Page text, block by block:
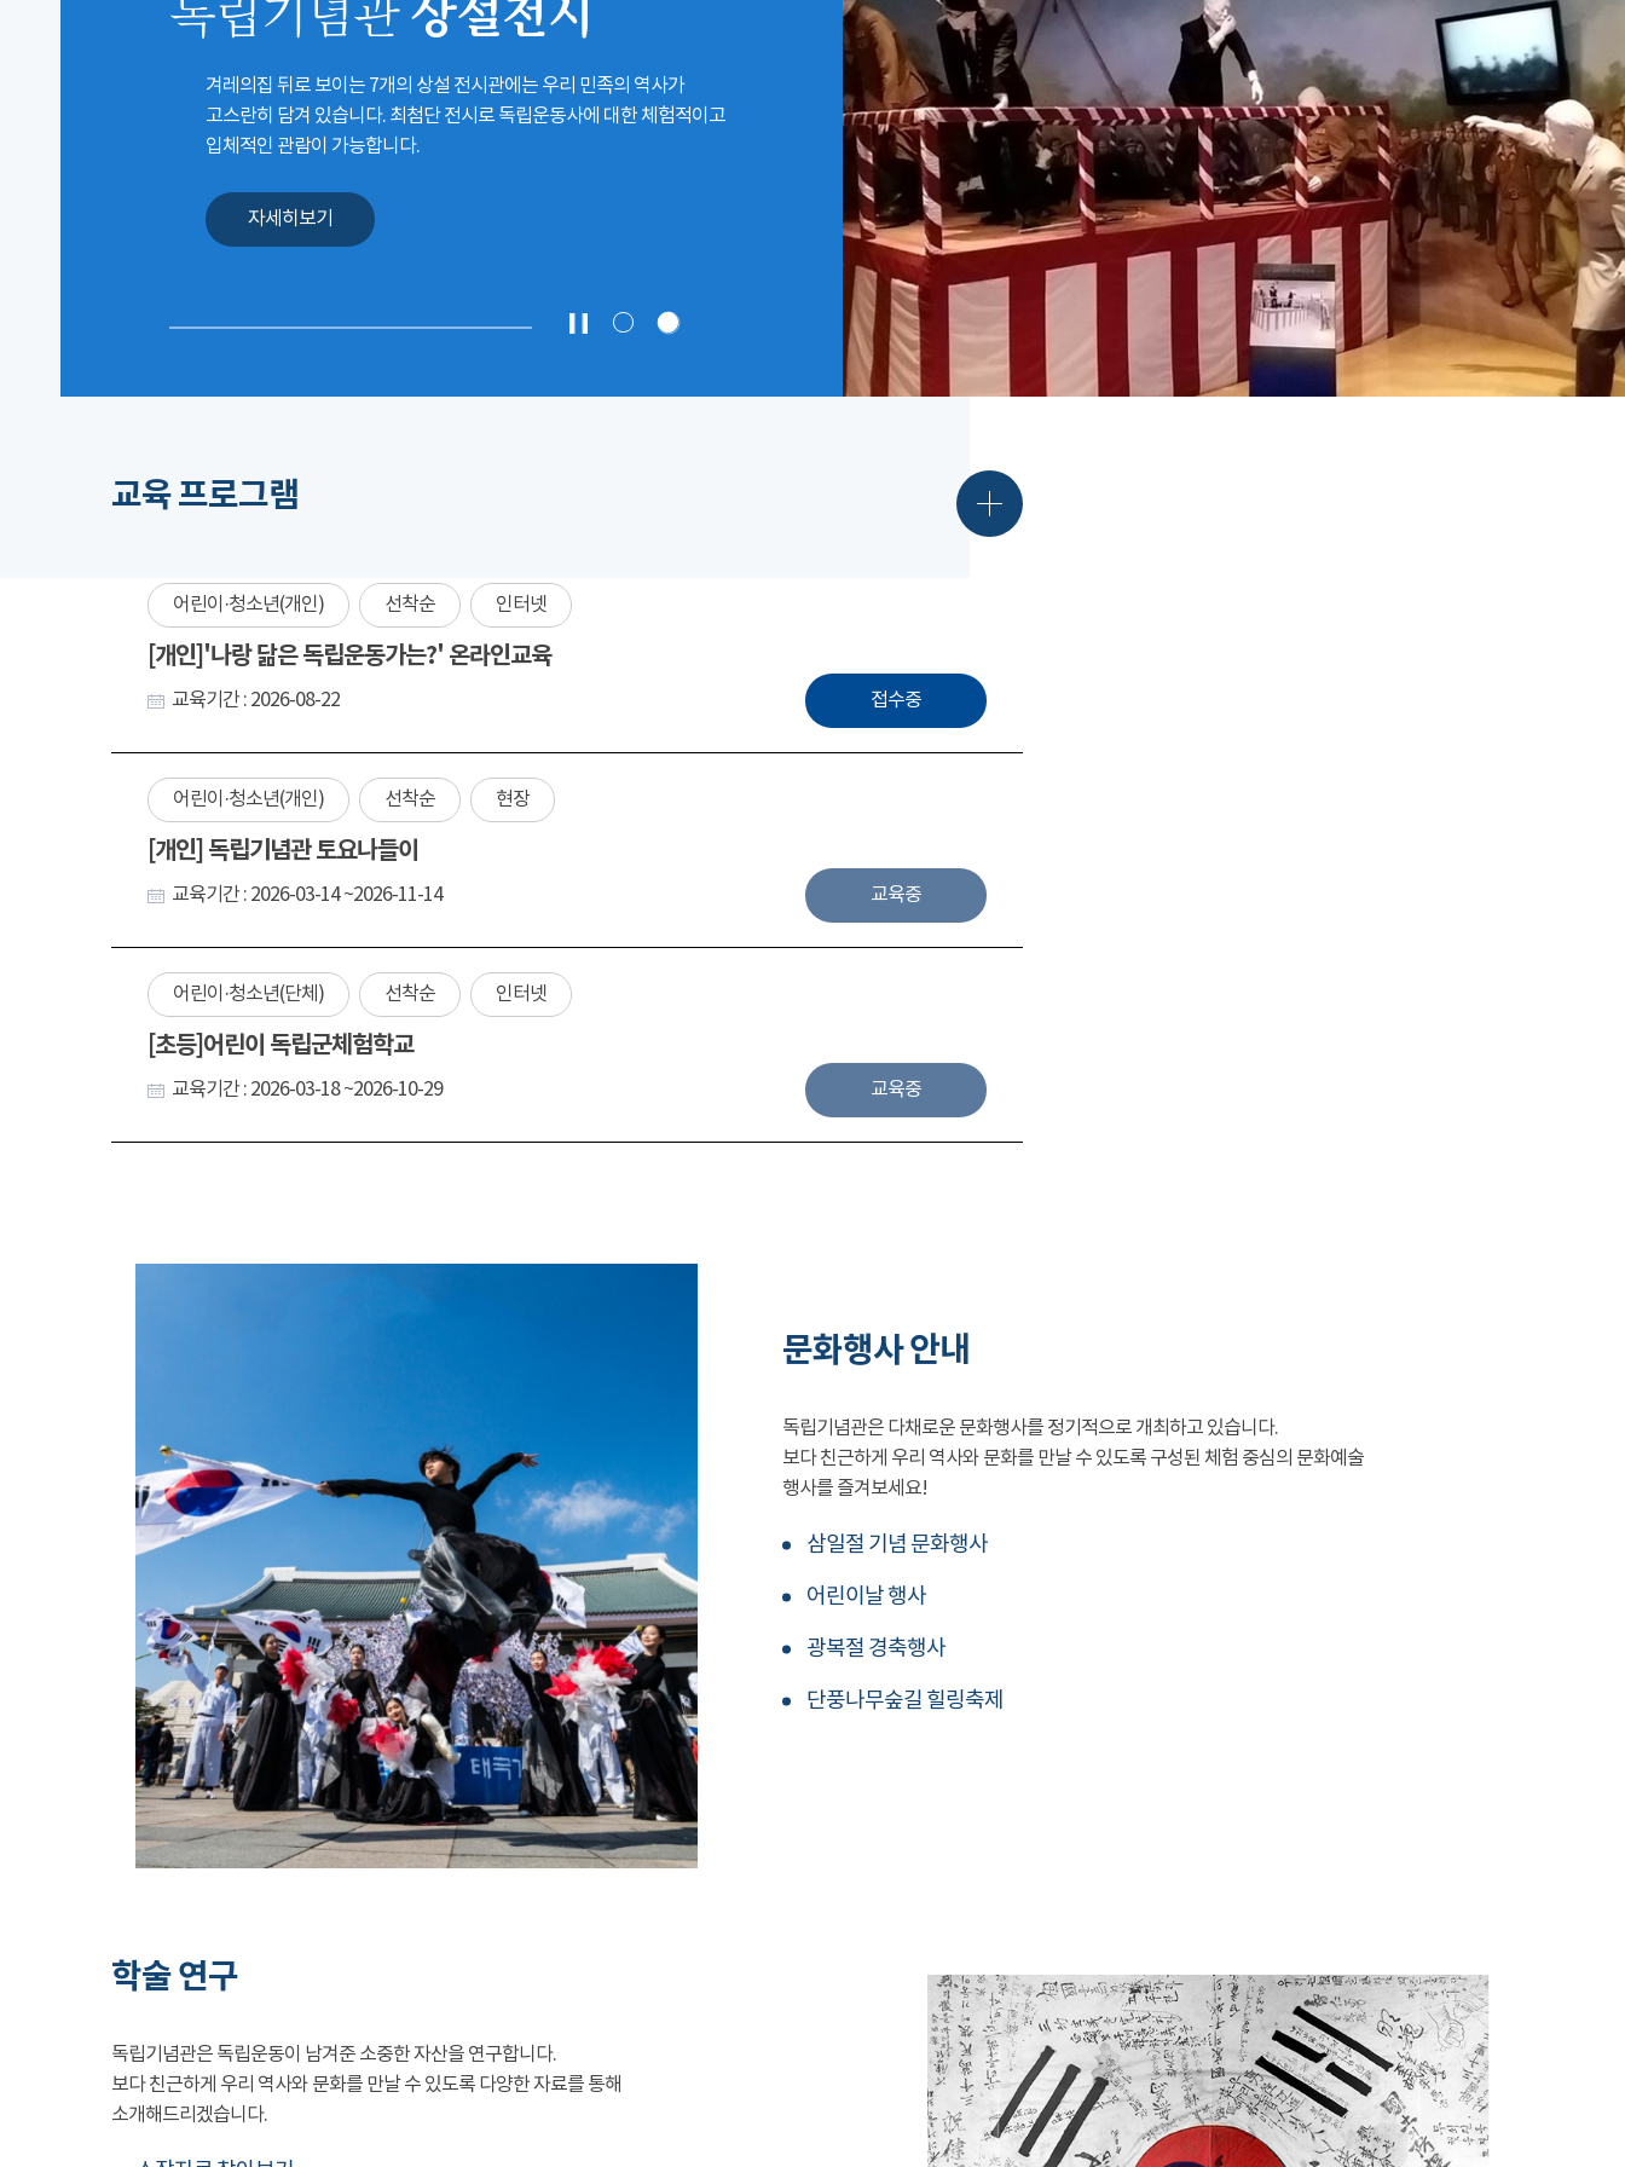
독립기념관상설전시
겨레의집 뒤로 보이는 7개의 상설 전시관에는 우리 민족의 역사가
고스란히 담겨 있습니다. 최첨단 전시로 독립운동사에 대한 체험적이고
입체적인 관람이 가능합니다.
자세히보기
교육 프로그램
어린이·청소년(개인) 선착순 인터넷
[개인]'나랑 닮은 독립운동가는?' 온라인교육
교육기간 : 2026-08-22 접수중
어린이·청소년(개인) 선착순 현장
[개인] 독립기념관 토요나들이
교육기간 : 2026-03-14 ~2026-11-14 교육중
어린이·청소년(단체) 선착순 인터넷
[초등]어린이 독립군체험학교
교육기간 : 2026-03-18 ~2026-10-29 교육중
문화행사 안내
독립기념관은 다채로운 문화행사를 정기적으로 개최하고 있습니다.
보다 친근하게 우리 역사와 문화를 만날 수 있도록 구성된 체험 중심의 문화예술
행사를 즐겨보세요!
삼일절 기념 문화행사
어린이날 행사
광복절 경축행사
단풍나무숲길 힐링축제
학술 연구
독립기념관은 독립운동이 남겨준 소중한 자산을 연구합니다.
보다 친근하게 우리 역사와 문화를 만날 수 있도록 다양한 자료를 통해
소개해드리겠습니다.